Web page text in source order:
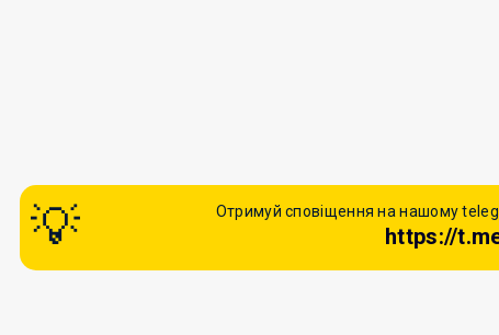
Отримуй сповіщення на нашому
https://